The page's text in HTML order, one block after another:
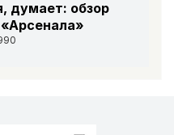
думает: обзор